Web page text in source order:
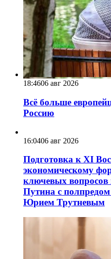
18:4606 авг 2026
Всё больше
Россию
16:0406 авг 2026
Подготовка к XI
экономическому
ключевых
Путина с
Юрием Трутневым